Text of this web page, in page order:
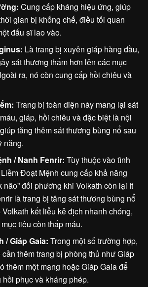
Cung cấp kháng hiệu ứng, giúp
gian bị khống chế, điều tối quan
đấu sĩ lao vào.
Là trang bị xuyên giáp hàng đầu,
sát thương thấm hơn lên các mục
ra, nó còn cung cấp hồi chiêu và
Trang bị toàn diện này mang lại sát
giáp, hồi chiêu và đặc biệt là nội
tăng thêm sát thương bùng nổ sau
năng.
/ Nanh Fenrir: Tùy thuộc vào tình
Đoạt Mệnh cung cấp khả năng
não” đối phương khi Volkath còn lại ít
là trang bị tăng sát thương bùng nổ
kết liễu kẻ địch nhanh chóng,
tiêu còn thấp máu.
/ Giáp Gaia: Trong một số trường hợp,
thêm trang bị phòng thủ như Giáp
thêm một mạng hoặc Giáp Gaia để
phục và kháng phép.